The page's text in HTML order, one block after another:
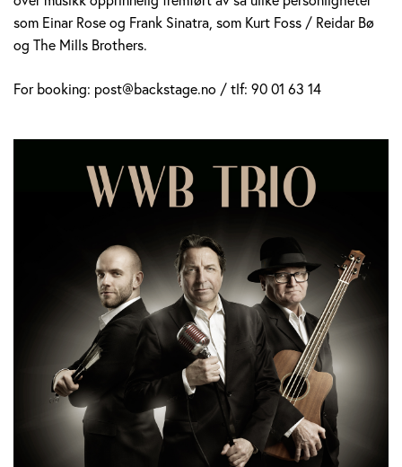
som Einar Rose og Frank Sinatra, som Kurt Foss / Reidar Bø
og The Mills Brothers.
For booking: post@backstage.no / tlf: 90 01 63 14